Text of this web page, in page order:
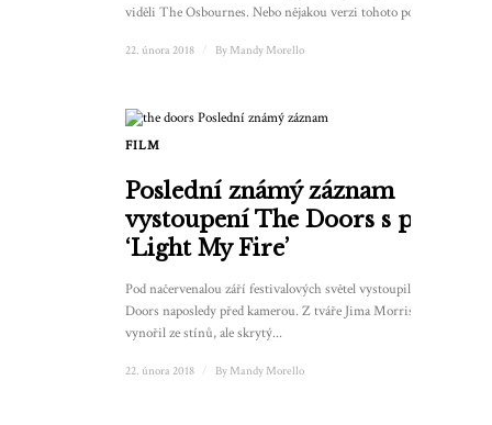
viděli The Osbournes. Nebo nějakou verzi tohoto pořadu…
22. února 2018 By Mandy Morello
FILM
Poslední známý záznam
vystoupení The Doors s písní
‘Light My Fire’
Pod načervenalou září festivalových světel vystoupili The
Doors naposledy před kamerou. Z tváře Jima Morrisona se
vynořil ze stínů, ale skrytý...
22. února 2018 By Mandy Morello